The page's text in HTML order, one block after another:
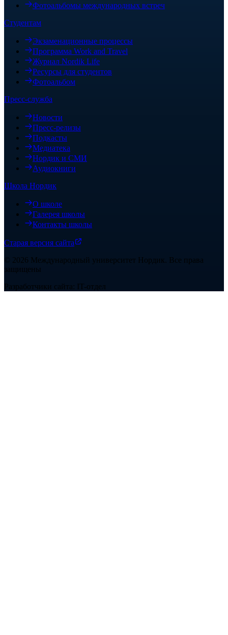
Фотоальбомы международных встреч
Студентам
Экзаменационные процессы
Программа Work and Travel
Журнал Nordik Life
Ресурсы для студентов
Фотоальбом
Пресс-служба
Новости
Пресс-релизы
Подкасты
Медиатека
Нордик и СМИ
Аудиокниги
Школа Нордик
О школе
Галерея школы
Контакты школы
Старая версия сайта
© 2026 Международный университет Нордик . Все права
защищены
Разработчики сайта: IT-отдел